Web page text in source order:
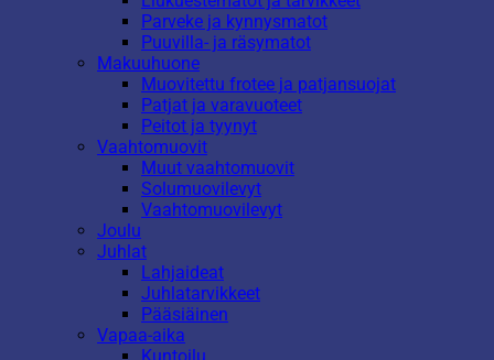
Parveke ja kynnysmatot
Puuvilla- ja räsymatot
Makuuhuone
Muovitettu frotee ja patjansuojat
Patjat ja varavuoteet
Peitot ja tyynyt
Vaahtomuovit
Muut vaahtomuovit
Solumuovilevyt
Vaahtomuovilevyt
Joulu
Juhlat
Lahjaideat
Juhlatarvikkeet
Pääsiäinen
Vapaa-aika